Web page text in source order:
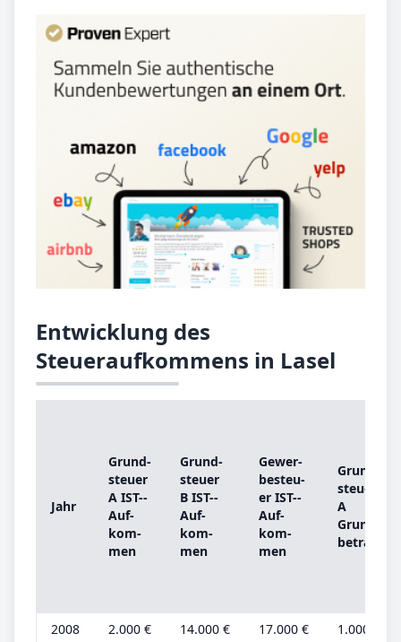
Entwicklung des
Steueraufkommens in Lasel
Jahr
Grund­
steu­er
A IST-­
Auf­
kom­
men
Grund­
steu­er
B IST-­
Auf­
kom­
men
Ge­wer­
be­steu­
er IST-­
Auf­
kom­
men
Grund­
steu­er
A
Grund­
be­trag
2008 2.000 € 14.000 € 17.000 €
1.000 €